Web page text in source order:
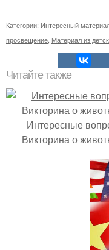
Категории: Интересный
просвещение Материал из
Читайте также
Интересные
Викторина о